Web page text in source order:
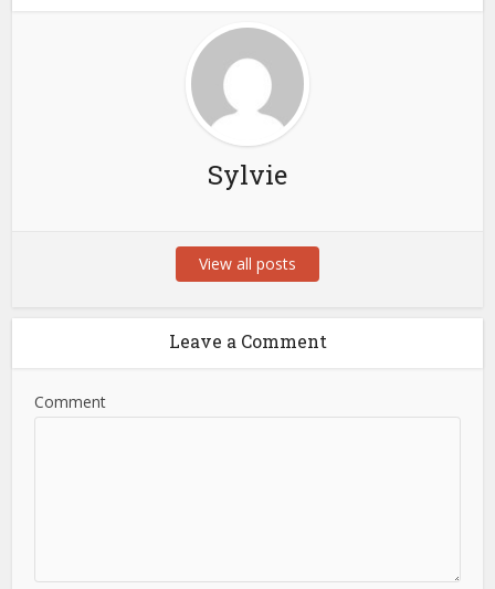
Sylvie
View all posts
Leave a Comment
Comment